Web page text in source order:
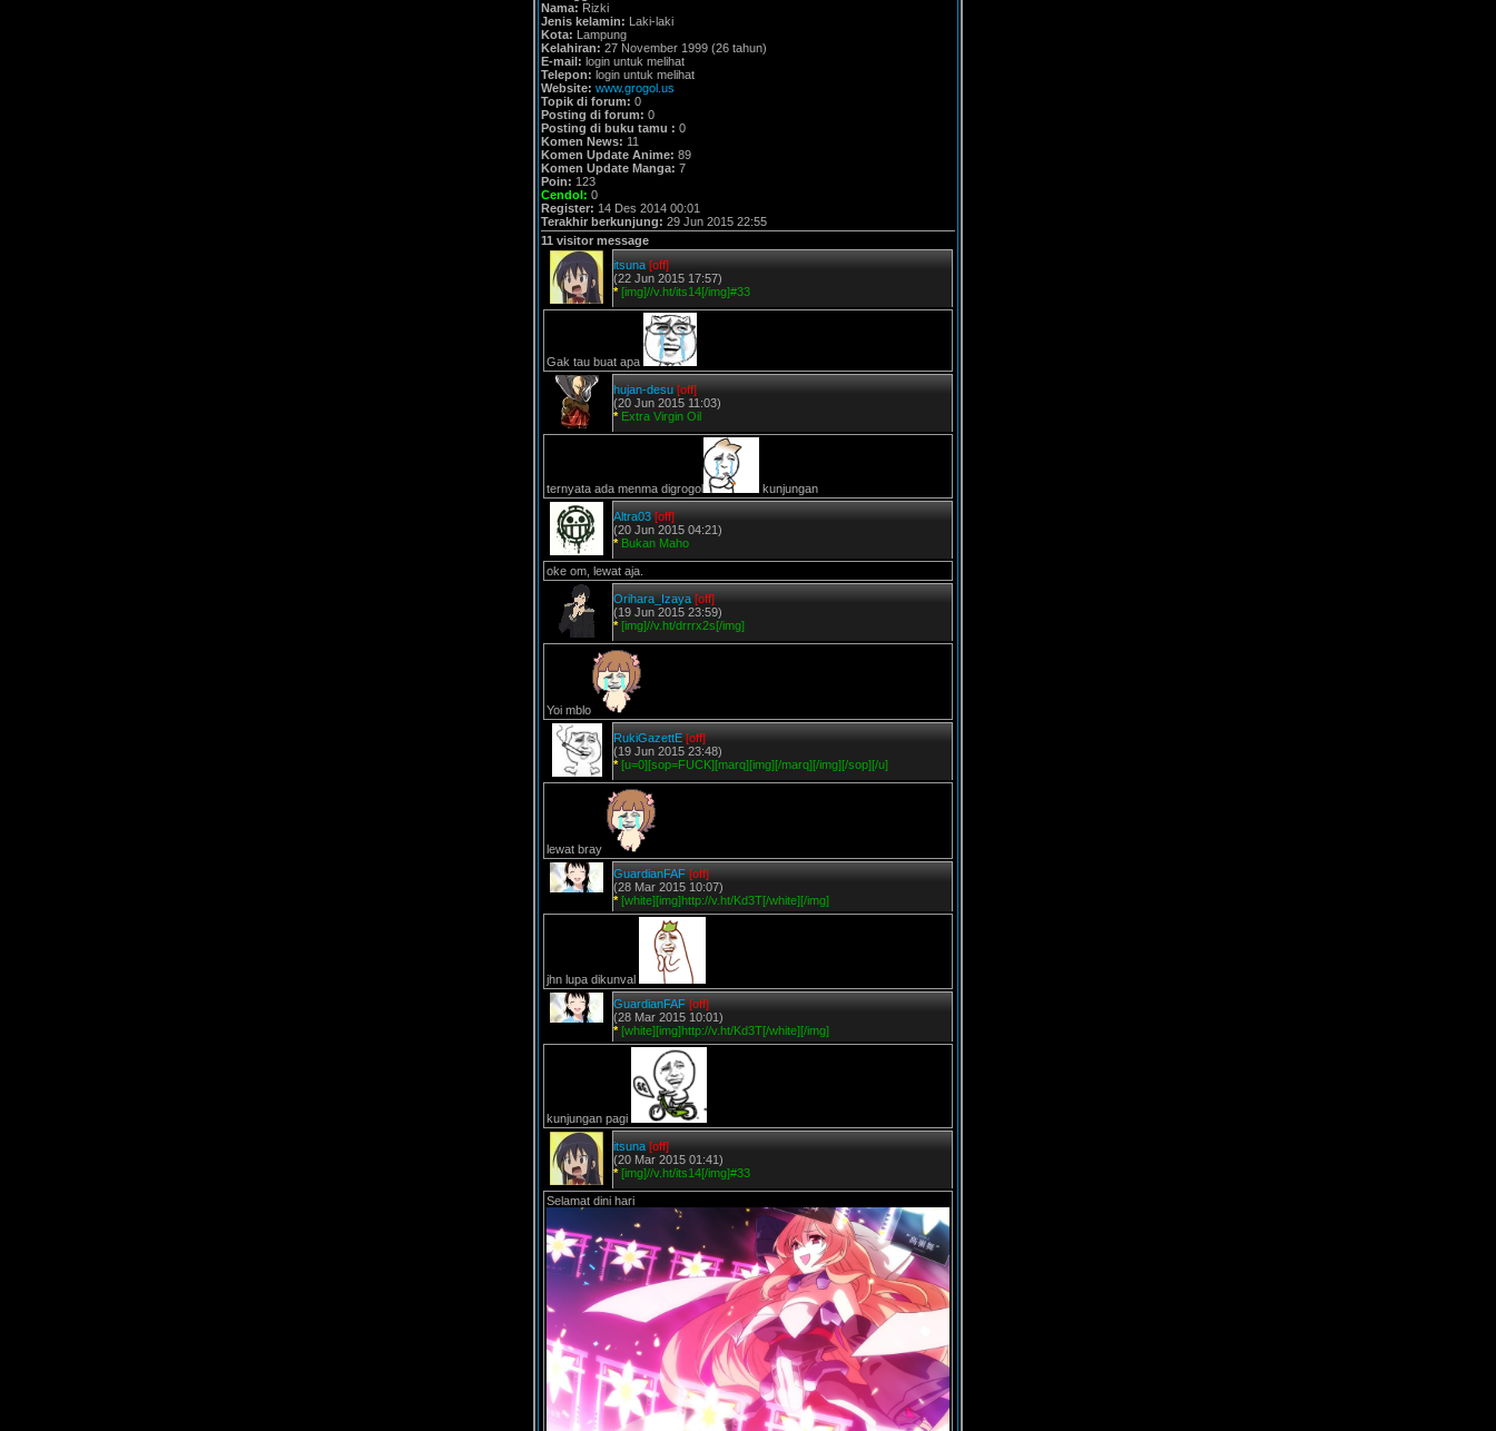
Nama: Rizki
Jenis kelamin: Laki-laki
Kota: Lampung
Kelahiran: 27 November 1999 (26 tahun)
E-mail: login untuk melihat
Telepon: login untuk melihat
Website: www.grogol.us
Topik di forum: 0
Posting di forum: 0
Posting di buku tamu : 0
Komen News: 11
Komen Update Anime: 89
Komen Update Manga: 7
Poin: 123
Cendol: 0
Register: 14 Des 2014 00:01
Terakhir berkunjung: 29 Jun 2015 22:55
11 visitor message
itsuna [off]
(22 Jun 2015 17:57)
* [img]//v.ht/its14[/img]#33
Gak tau buat apa
hujan-desu [off]
(20 Jun 2015 11:03)
* Extra Virgin Oil
ternyata ada menma digrogol kunjungan
Altra03 [off]
(20 Jun 2015 04:21)
* Bukan Maho
oke om, lewat aja.
Orihara_Izaya [off]
(19 Jun 2015 23:59)
* [img]//v.ht/drrrx2s[/img]
Yoi mblo
RukiGazettE [off]
(19 Jun 2015 23:48)
* [u=0][sop=FUCK][marq][img][/marq][/img][/sop][/u]
lewat bray
GuardianFAF [off]
(28 Mar 2015 10:07)
* [white][img]http://v.ht/Kd3T[/white][/img]
jhn lupa dikunval
GuardianFAF [off]
(28 Mar 2015 10:01)
* [white][img]http://v.ht/Kd3T[/white][/img]
kunjungan pagi
itsuna [off]
(20 Mar 2015 01:41)
* [img]//v.ht/its14[/img]#33
Selamat dini hari